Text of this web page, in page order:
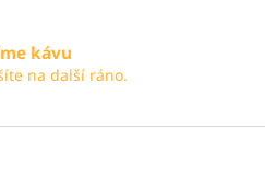
kávu
na další ráno.